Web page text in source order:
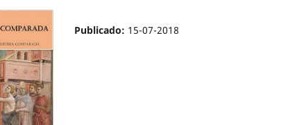
Publicado: 15-07-2018